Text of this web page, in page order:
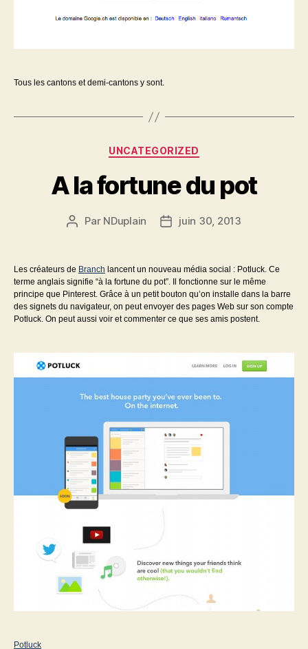
Tous les cantons et demi-cantons y sont.
Catégories
UNCATEGORIZED
A la fortune du pot
Auteur
Par NDuplain
Datejuin 30, 2013
Les créateurs de Branch lancent un nouveau média social : Potluck. Ce
terme anglais signifie “à la fortune du pot”. Il fonctionne sur le même
principe que Pinterest. Grâce à un petit bouton qu’on installe dans la barre
des signets du navigateur, on peut envoyer des pages Web sur son compte
Potluck. On peut aussi voir et commenter ce que ses amis postent.
Potluck